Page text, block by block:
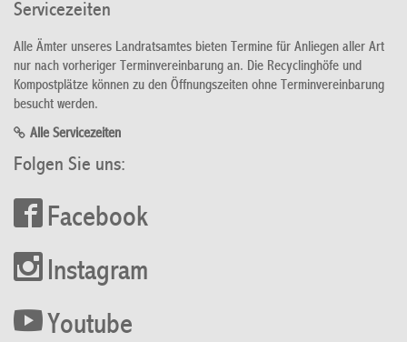
Servicezeiten
Alle Ämter unseres Landratsamtes bieten Termine für Anliegen aller Art
nur nach vorheriger Terminvereinbarung an. Die Recyclinghöfe und
Kompostplätze können zu den Öffnungszeiten ohne Terminvereinbarung
besucht werden.
Alle Servicezeiten
Folgen Sie uns:
Facebook
Instagram
Youtube